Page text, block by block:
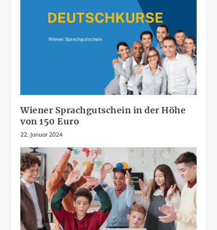
Wiener Sprachgutschein in der Höhe
von 150 Euro
22. Januar 2024